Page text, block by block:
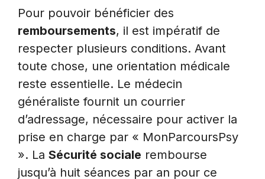
Pour pouvoir bénéficier des
remboursements, il est impératif de
respecter plusieurs conditions. Avant
toute chose, une orientation médicale
reste essentielle. Le médecin
généraliste fournit un courrier
d’adressage, nécessaire pour activer la
prise en charge par « MonParcoursPsy
». La Sécurité sociale rembourse
jusqu’à huit séances par an pour ce